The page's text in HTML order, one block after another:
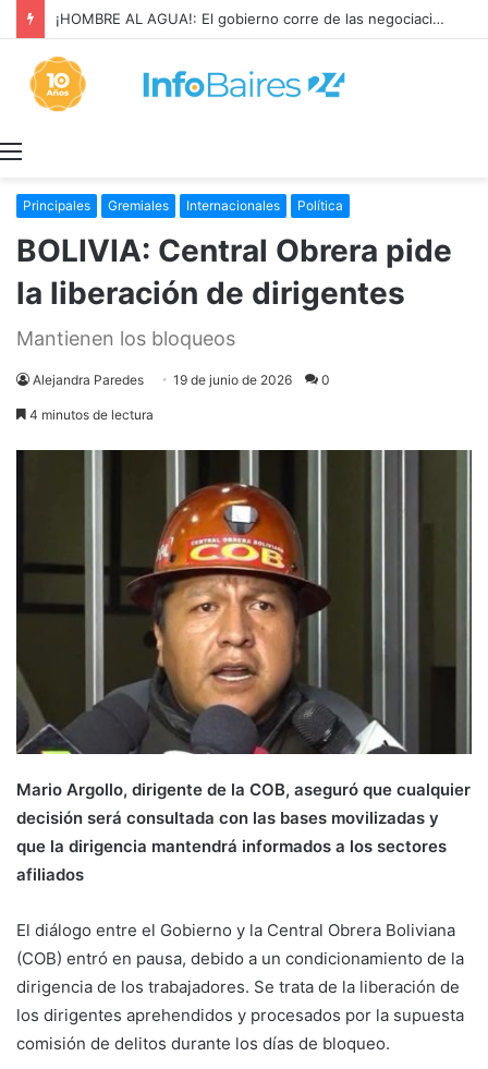
¡HOMBRE AL AGUA!: El gobierno corre de las negociaciones a Sturzenegger con los prácticos marítimos
Principales Gremiales Internacionales Política
BOLIVIA: Central Obrera pide
la liberación de dirigentes
Mantienen los bloqueos
Alejandra Paredes 19 de junio de 2026 0
4 minutos de lectura
Mario Argollo, dirigente de la COB, aseguró que cualquier
decisión será consultada con las bases movilizadas y
que la dirigencia mantendrá informados a los sectores
afiliados
El diálogo entre el Gobierno y la Central Obrera Boliviana
(COB) entró en pausa, debido a un condicionamiento de la
dirigencia de los trabajadores. Se trata de la liberación de
los dirigentes aprehendidos y procesados por la supuesta
comisión de delitos durante los días de bloqueo.